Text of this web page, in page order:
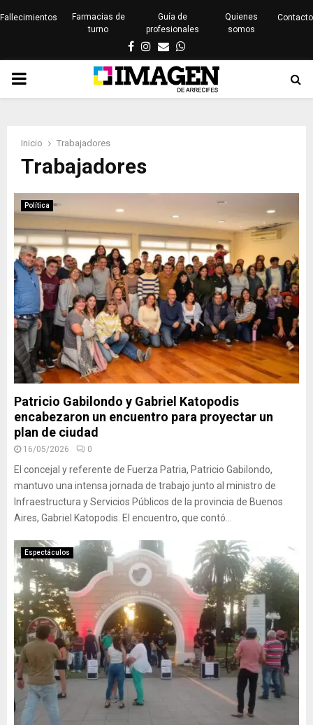
Fallecimientos
Farmacias de
turno
Guía de
profesionales
Quienes
somos
Contacto
Facebook
Instagram
EmailWhatsapp
PRIMARY
Inicio Trabajadores
Trabajadores
Política
Patricio Gabilondo y Gabriel Katopodis
encabezaron un encuentro para proyectar un
plan de ciudad
16/05/2026 0
El concejal y referente de Fuerza Patria, Patricio Gabilondo,
mantuvo una intensa jornada de trabajo junto al ministro de
Infraestructura y Servicios Públicos de la provincia de Buenos
Aires, Gabriel Katopodis. El encuentro, que contó...
Espectáculos